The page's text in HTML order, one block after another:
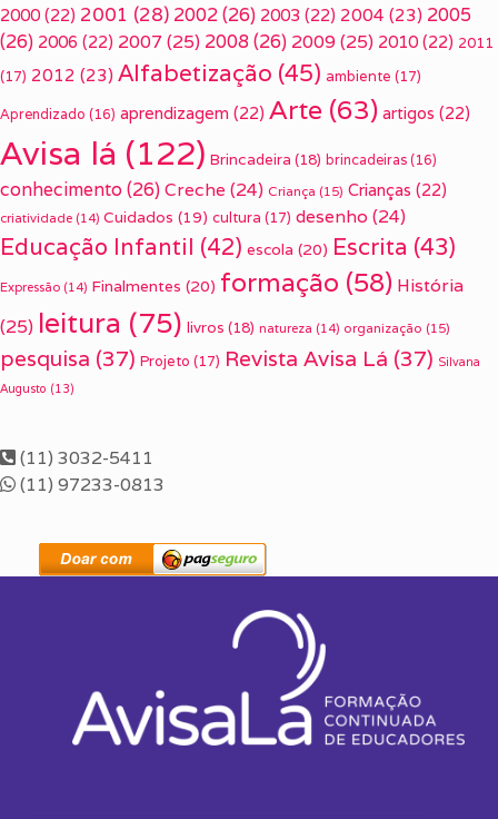
2000 (22) 2001 (28) 2002(26) 2003 (22) 2004 (23) 2005
(26) 2006 (22) 2007 (25) 2008(26) 2009(25) 2010 (22) 2011
(17) 2012 (23) Alfabetização (45) ambiente (17)
Aprendizado (16) aprendizagem (22) Arte (63) artigos (22)
Avisa lá (122) Brincadeira (18) brincadeiras (16)
conhecimento(26) Creche (24) Criança (15) Crianças (22)
criatividade (14) Cuidados (19) cultura (17) desenho (24)
Educação Infantil (42) escola (20) Escrita (43)
Expressão (14) Finalmentes (20) formação (58) História
(25) leitura (75) livros (18) natureza (14) organização (15)
pesquisa (37) Projeto (17) Revista Avisa Lá (37) Silvana
Augusto (13)
(11) 3032-5411
(11) 97233-0813